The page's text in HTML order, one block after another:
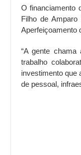
O financiamento
Filho de
Aperfeiçoamento
“A gente
trabalho
investimento que
de pessoal,